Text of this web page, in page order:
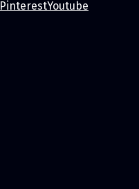
PinterestYoutube